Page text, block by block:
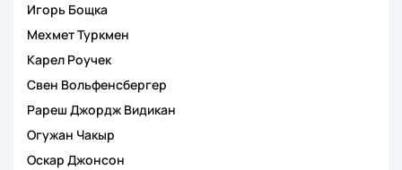
Игорь Бощка
Мехмет Туркмен
Карел Роучек
Свен Вольфенсбергер
Рареш Джордж Видикан
Огужан Чакыр
Оскар Джонсон